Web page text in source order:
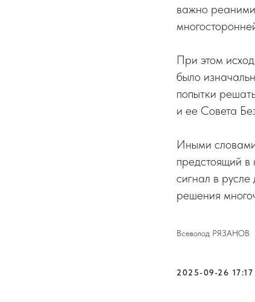
важно
При этом
было
попытки
и ее Совета
Иными
предстоящий
сигнал в
решения
Всеволод РЯЗАНОВ
2025-09-26 17:17